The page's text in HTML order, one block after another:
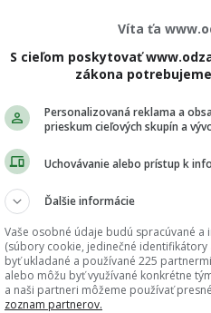
svedomí aj zopár
. Prebiehali aj
rozvodu. Práve za toto
Víta ťa
S cieľom poskytovať
zákona
Personalizovaná reklama a
prieskum cieľových skupín a
Uchovávanie alebo prístup k
Ďalšie informácie
Vaše osobné údaje budú spracúvané a
(súbory cookie, jedinečné
byť ukladané a používané 225
alebo môžu byť využívané konkrétne
a naši partneri môžeme používať
zoznam partnerov.